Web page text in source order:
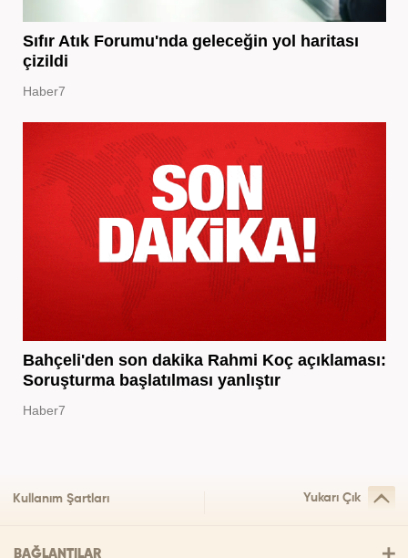
Sıfır Atık Forumu'nda geleceğin yol haritası
çizildi
Haber7
Bahçeli'den son dakika Rahmi Koç açıklaması:
Soruşturma başlatılması yanlıştır
Haber7
Kullanım Şartları Yukarı Çık
BAĞLANTILAR